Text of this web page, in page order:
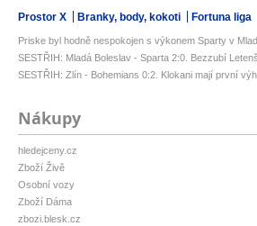
Prostor X Branky, body, kokoti Fortuna liga
Priske byl hodně nespokojen s výkonem Sparty v
SESTŘIH: Mladá Boleslav - Sparta 2:0. Bezzubí
SESTŘIH: Zlín - Bohemians 0:2. Klokani mají první
Nákupy
hledejceny.cz
Zboží Živě
Osobní vozy
Zboží Dáma
zbozi.blesk.cz